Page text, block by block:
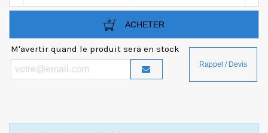
ACHETER
M'avertir quand le produit sera en stock